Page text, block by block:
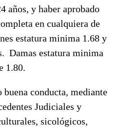
años, y haber aprobado
en cualquiera de
estatura minima 1.68 y
Damas estatura minima
1.80.
conducta, mediante
Judiciales y
sicológicos,